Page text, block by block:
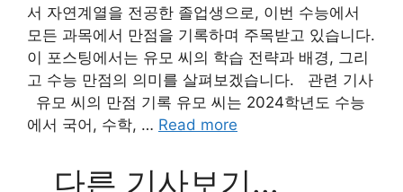
서 자연계열을 전공한 졸업생으로, 이번 수능에서
모든 과목에서 만점을 기록하며 주목받고 있습니다.
이 포스팅에서는 유모 씨의 학습 전략과 배경, 그리
고 수능 만점의 의미를 살펴보겠습니다. 관련 기사
유모 씨의 만점 기록 유모 씨는 2024학년도 수능
에서 국어, 수학, … Read more
다른 기사보기...